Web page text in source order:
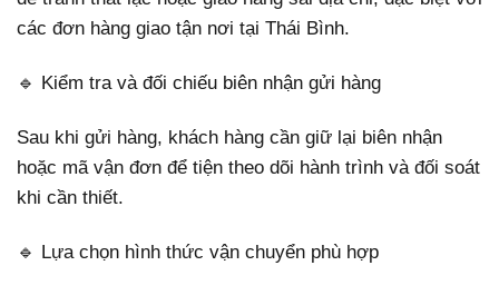
các đơn hàng giao tận nơi tại Thái Bình.
🔹 Kiểm tra và đối chiếu biên nhận gửi hàng
Sau khi gửi hàng, khách hàng cần giữ lại biên nhận
hoặc mã vận đơn để tiện theo dõi hành trình và đối soát
khi cần thiết.
🔹 Lựa chọn hình thức vận chuyển phù hợp